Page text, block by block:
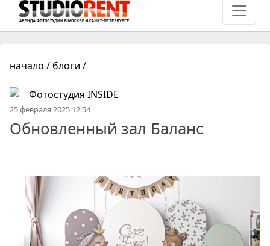
начало / блоги /
Фотостудия INSIDE
25 февраля 2025 12:54
Обновленный зал Баланс